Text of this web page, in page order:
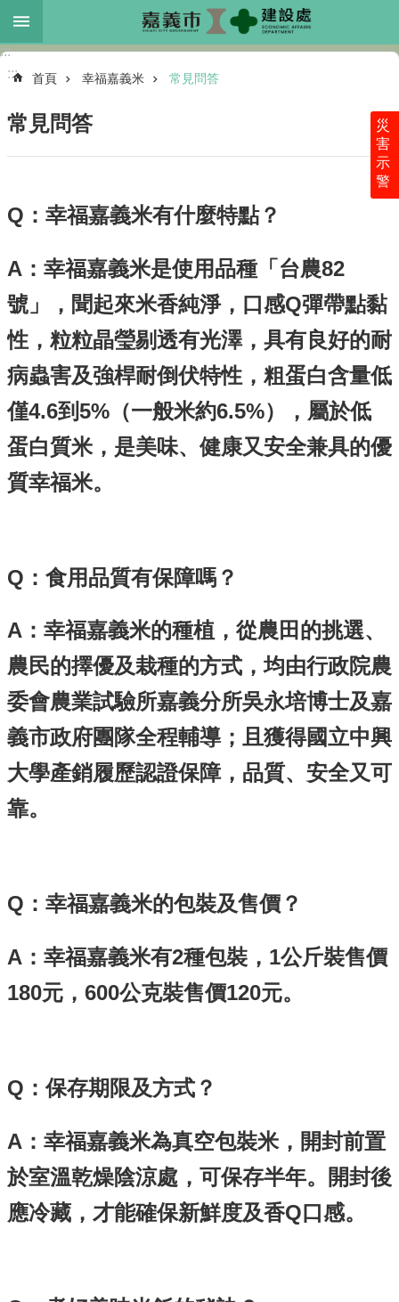
跳到主要內容區塊
進
階
處
介
各
科
業
務
最
新
消
息
便
民
服
告
與
規
幸
福
嘉
義
米
嘉
義
再
發
頁
導
首
市
政
站
全
災
害
示
警
:::
:::
首頁 幸福嘉義米 常見問答
常見問答
Q：幸福嘉義米有什麼特點？
A：幸福嘉義米是使用品種「台農82
號」，聞起來米香純淨，口感Q彈帶點黏
性，粒粒晶瑩剔透有光澤，具有良好的耐
病蟲害及強桿耐倒伏特性，粗蛋白含量低
僅4.6到5%（一般米約6.5%），屬於低
蛋白質米，是美味、健康又安全兼具的優
質幸福米。
Q：食用品質有保障嗎？
A：幸福嘉義米的種植，從農田的挑選、
農民的擇優及栽種的方式，均由行政院農
委會農業試驗所嘉義分所吳永培博士及嘉
義市政府團隊全程輔導；且獲得國立中興
大學產銷履歷認證保障，品質、安全又可
靠。
Q：幸福嘉義米的包裝及售價？
A：幸福嘉義米有2種包裝，1公斤裝售價
180元，600公克裝售價120元。
Q：保存期限及方式？
A：幸福嘉義米為真空包裝米，開封前置
於室溫乾燥陰涼處，可保存半年。開封後
應冷藏，才能確保新鮮度及香Q口感。